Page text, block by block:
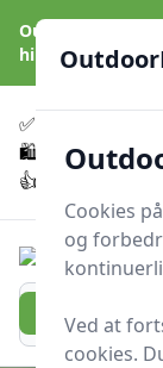
OutdoorNet -
himmel
✅
🛍️ 23 produktyper
👍
Søg nu
Søg nu
Cookies
og
Ved at
cookies.